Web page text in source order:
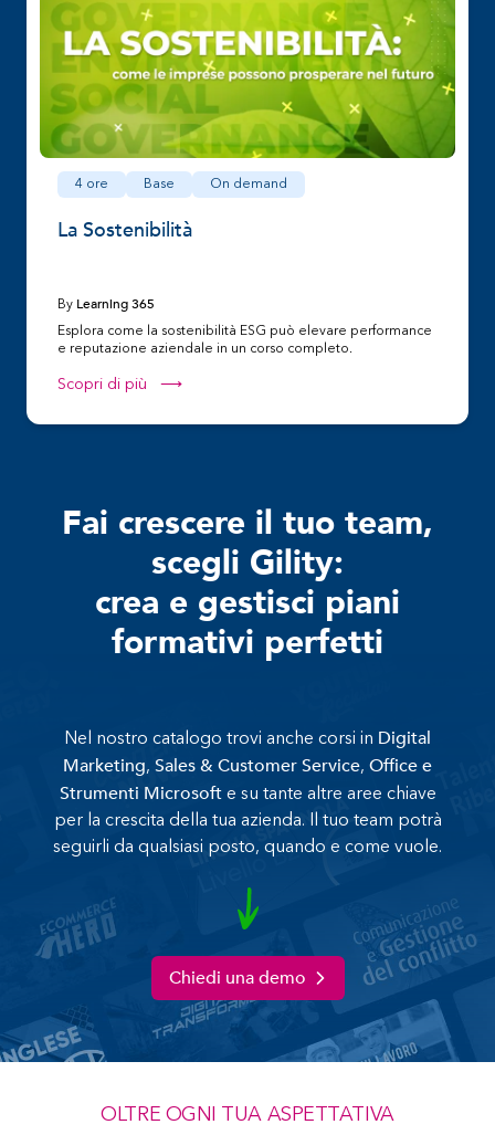
4 ore Base On demand
La Sostenibilità
By Learning 365
Esplora come la sostenibilità ESG può elevare performance
e reputazione aziendale in un corso completo.
Scopri di più ⟶
Fai crescere il tuo team,
scegli Gility:
crea e gestisci piani
formativi perfetti
Nel nostro catalogo trovi anche corsi in Digital
Marketing, Sales & Customer Service, Office e
Strumenti Microsofte su tante altre aree chiave
per la crescita della tua azienda. Il tuo team potrà
seguirli da qualsiasi posto, quando e come vuole.
Chiedi una demo
OLTRE OGNI TUA ASPETTATIVA